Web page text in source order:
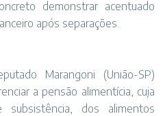
demonstrar acentuado
após separações.
Marangoni (União-SP)
a pensão alimentícia, cuja
dos alimentos